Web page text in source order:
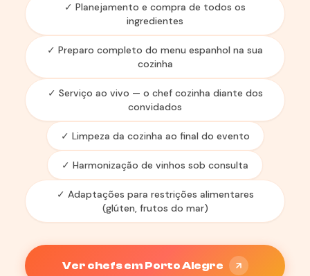
✓ Planejamento e compra de todos os
ingredientes
✓ Preparo completo do menu espanhol na sua
cozinha
✓ Serviço ao vivo — o chef cozinha diante dos
convidados
✓ Limpeza da cozinha ao final do evento
✓ Harmonização de vinhos sob consulta
✓ Adaptações para restrições alimentares
(glúten, frutos do mar)
Ver chefs em Porto Alegre